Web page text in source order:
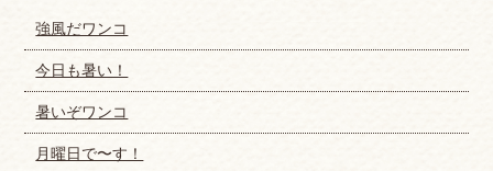
強風だワンコ
今日も暑い！
暑いぞワンコ
月曜日で〜す！